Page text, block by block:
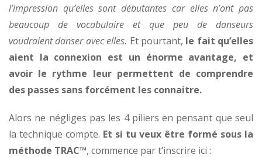
l’impression qu’elles sont débutantes car elles n’ont pas
beaucoup de vocabulaire et que peu de danseurs
voudraient danser avec elles. Et pourtant, le fait qu’elles
aient la connexion est un énorme avantage, et
avoir le rythme leur permettent de comprendre
des passes sans forcément les connaitre.
Alors ne négliges pas les 4 piliers en pensant que seul
la technique compte. Et si tu veux être formé sous la
méthode TRAC™, commence par t’inscrire ici :